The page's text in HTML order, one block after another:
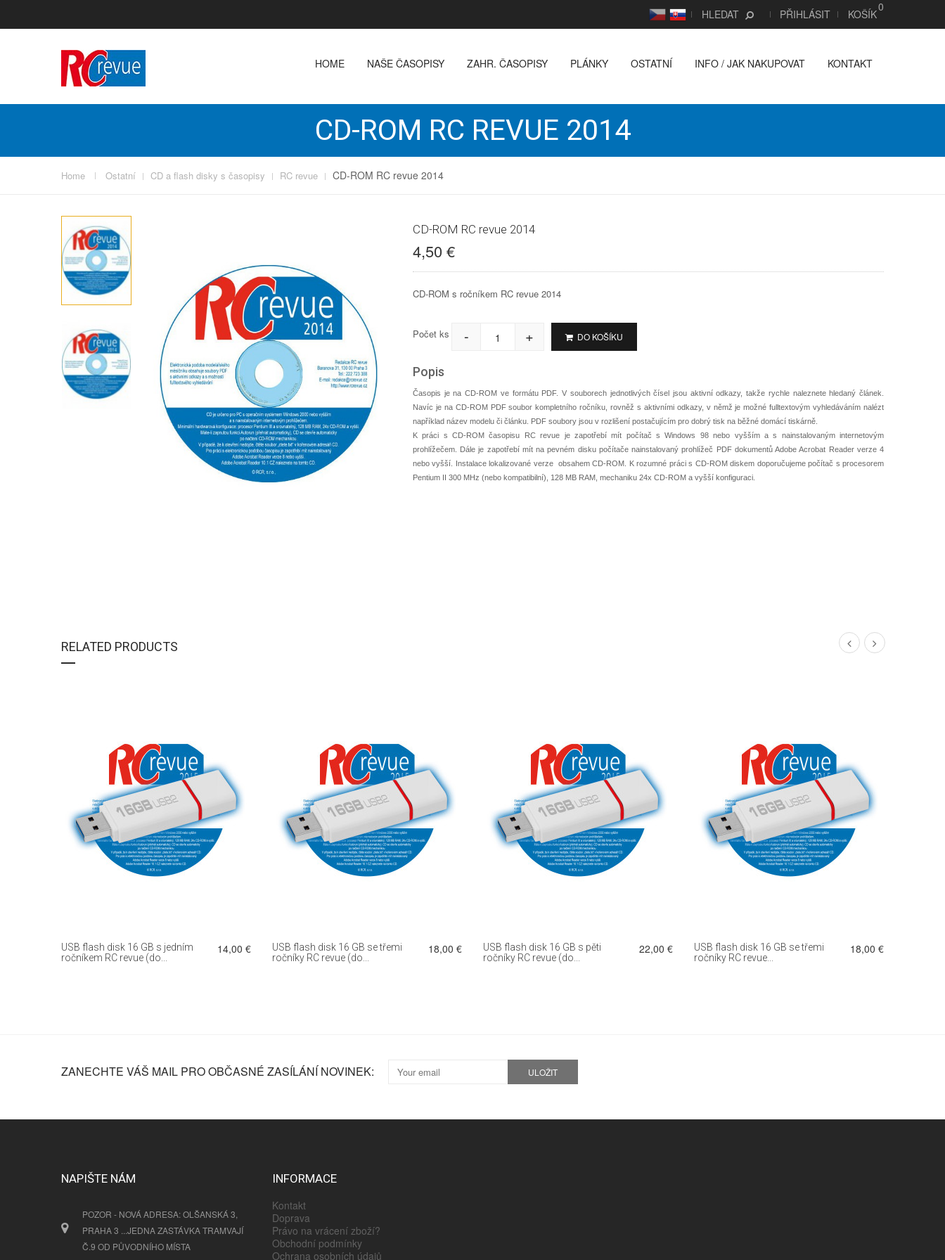
CS SK HLEDAT PŘIHLÁSIT KOŠÍK
0
HOME NAŠE ČASOPISY ZAHR. ČASOPISY PLÁNKY OSTATNÍ INFO / JAK NAKUPOVAT KONTAKT
CD-ROM RC REVUE 2014
Home Ostatní CD a flash disky s časopisy RC revue CD-ROM RC revue 2014
CD-ROM RC revue 2014
4,50 €
CD-ROM s ročníkem RC revue 2014
Počet ks - + DO KOŠÍKU
Popis
Časopis je na CD-ROM ve formátu PDF. V souborech jednotlivých čísel jsou aktivní odkazy, takže rychle naleznete hledaný článek.
Navíc je na CD-ROM PDF soubor kompletního ročníku, rovněž s aktivními odkazy, v němž je možné fulltextovým vyhledáváním nalézt
například název modelu či článku. PDF soubory jsou v rozlišení postačujícím pro dobrý tisk na běžné domácí tiskárně.
K práci s CD-ROM časopisu RC revue je zapotřebí mít počítač s Windows 98 nebo vyšším a s na­instalovaným internetovým
prohlížečem. Dále je zapotřebí mít na pevném disku počítače nainstalovaný prohlížeč PDF dokumentů Adobe Acrobat Reader verze 4
nebo vyšší. Instalace lokalizované verze obsahem CD-ROM. K rozumné práci s CD-ROM diskem doporučujeme počítač s procesorem
Pentium II 300 MHz (nebo kompatibilní), 128 MB RAM, mechaniku 24x CD-ROM a vyšší konfiguraci.
RELATED PRODUCTS
USB flash disk 16 GB s jedním
ročníkem RC revue (do...
14,00 €
DETAIL
USB flash disk 16 GB se třemi
ročníky RC revue (do...
18,00 €
DETAIL
USB flash disk 16 GB s pěti
ročníky RC revue (do...
22,00 €
DETAIL
USB flash disk 16 GB se třemi
ročníky RC revue...
18,00 €
DETAIL
ZANECHTE VÁŠ MAIL PRO OBČASNÉ ZASÍLÁNÍ NOVINEK: ULOŽIT
NAPIŠTE NÁM
POZOR - NOVÁ ADRESA: OLŠANSKÁ 3,
PRAHA 3 ...JEDNA ZASTÁVKA TRAMVAJÍ
Č.9 OD PŮVODNÍHO MÍSTA
INFORMACE
Kontakt
Doprava
Právo na vrácení zboží?
Obchodní podmínky
Ochrana osobních údajů